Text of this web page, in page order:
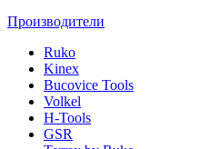
Производители
Ruko
Kinex
Bucovice Tools
Volkel
H-Tools
GSR